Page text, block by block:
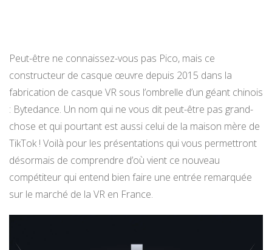
Peut-être ne connaissez-vous pas Pico, mais ce
constructeur de casque œuvre depuis 2015 dans la
fabrication de casque VR sous l’ombrelle d’un géant chinois
: Bytedance. Un nom qui ne vous dit peut-être pas grand-
chose et qui pourtant est aussi celui de la maison mère de
TikTok ! Voilà pour les présentations qui vous permettront
désormais de comprendre d’où vient ce nouveau
compétiteur qui entend bien faire une entrée remarquée
sur le marché de la VR en France.